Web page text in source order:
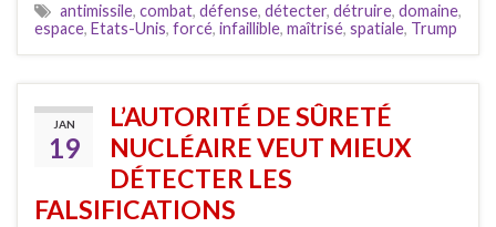
antimissile, combat, défense, détecter, détruire, domaine,
espace, Etats-Unis, forcé, infaillible, maîtrisé, spatiale, Trump
JAN
19
L’AUTORITÉ DE SÛRETÉ
NUCLÉAIRE VEUT MIEUX
DÉTECTER LES
FALSIFICATIONS